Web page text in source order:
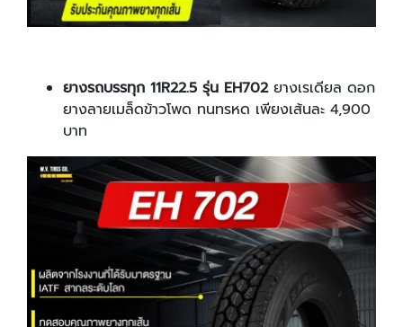
ยางรถบรรทุก 11R22.5 รุ่น EH702ยางเรเดียล ดอก
ยางลายเมล็ดข้าวโพด ทนทรหด เพียงเส้นละ 4,900
บาท